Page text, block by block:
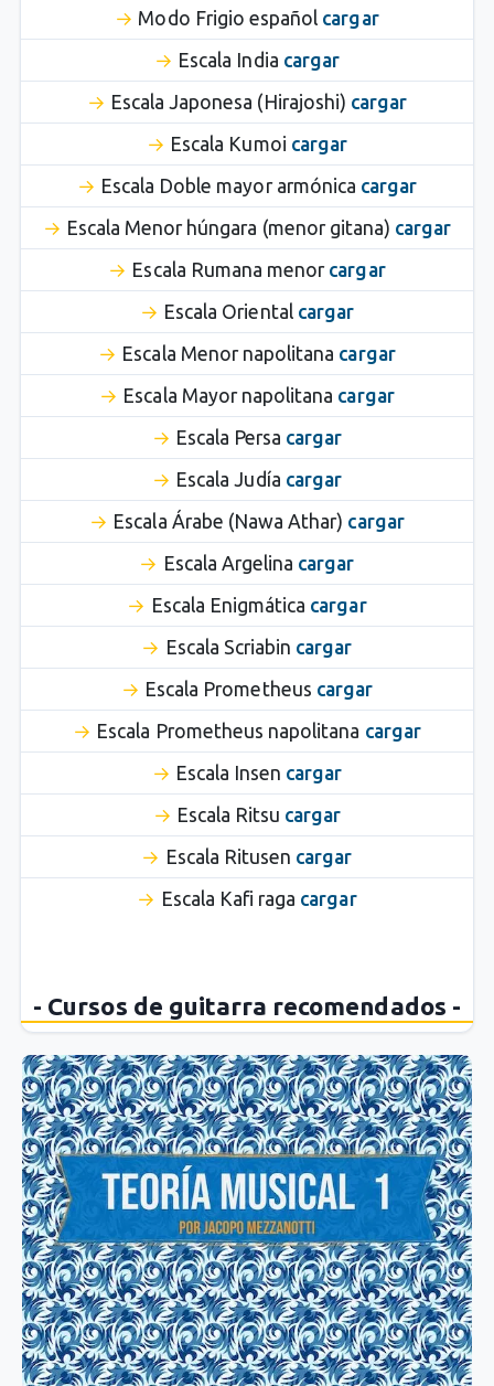
Modo Frigio español cargar
Escala India cargar
Escala Japonesa (Hirajoshi) cargar
Escala Kumoi cargar
Escala Doble mayor armónica cargar
Escala Menor húngara (menor gitana) cargar
Escala Rumana menor cargar
Escala Oriental cargar
Escala Menor napolitana cargar
Escala Mayor napolitana cargar
Escala Persa cargar
Escala Judía cargar
Escala Árabe (Nawa Athar) cargar
Escala Argelina cargar
Escala Enigmática cargar
Escala Scriabin cargar
Escala Prometheus cargar
Escala Prometheus napolitana cargar
Escala Insen cargar
Escala Ritsu cargar
Escala Ritusen cargar
Escala Kafi raga cargar
- Cursos de guitarra recomendados -